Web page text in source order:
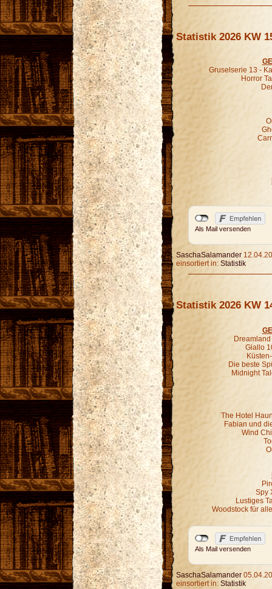
Statistik 2026 KW
Gruselserie 13 -
Horror
Als Mail versenden
SaschaSalamander
einsortiert in: Statistik
Statistik 2026 KW
Giallo
Die beste
Midnight
The Hotel
Fabian und
Wind
Spy
Lustiges
Woodstock für
Als Mail versenden
SaschaSalamander
einsortiert in: Statistik